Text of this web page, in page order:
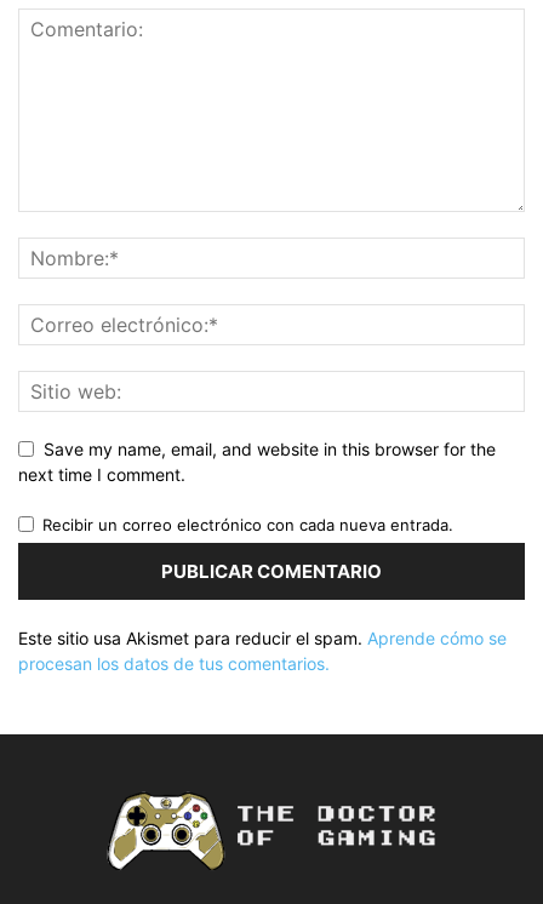
Save my name, email, and website in this browser for the
next time I comment.
Recibir un correo electrónico con cada nueva entrada.
Este sitio usa Akismet para reducir el spam. Aprende cómo se
procesan los datos de tus comentarios.